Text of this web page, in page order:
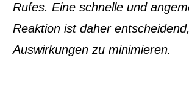
Rufes. Eine schnelle und
Reaktion ist daher
Auswirkungen zu minimieren.